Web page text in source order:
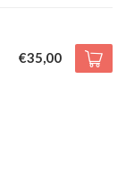
€35,00